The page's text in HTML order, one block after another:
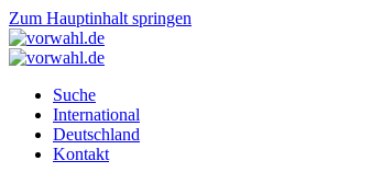
Zum Hauptinhalt springen
Suche
International
Deutschland
Kontakt